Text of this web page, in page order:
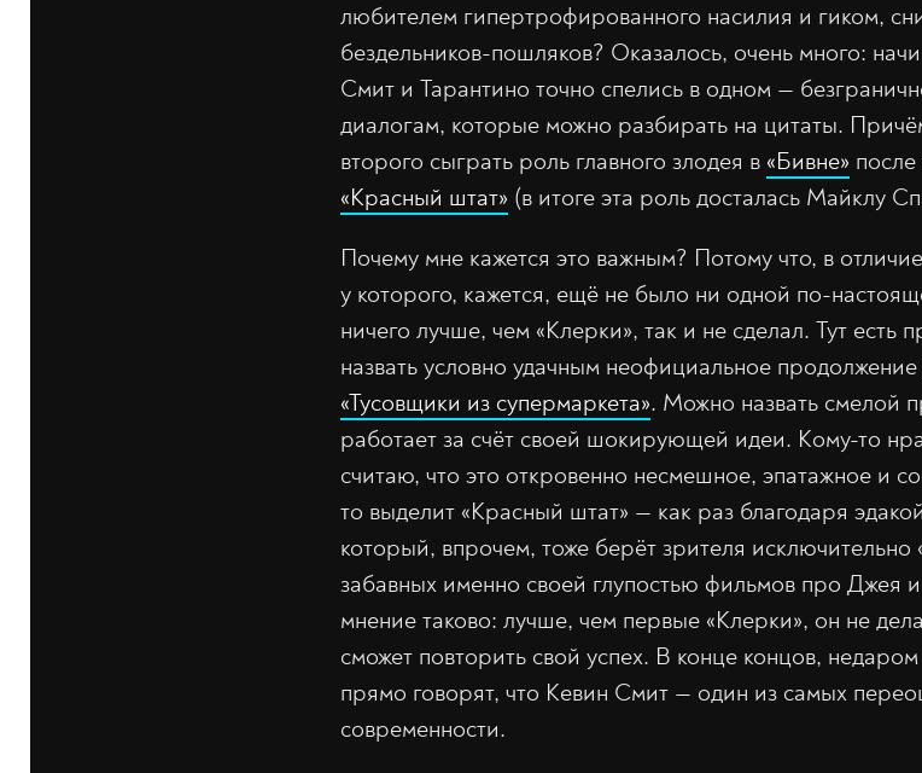
любителем гипертрофированного насилия и гиком,
бездельников-пошляков? Оказалось, очень много:
Смит и Тарантино точно спелись в одном —
диалогам, которые можно разбирать на цитаты.
второго сыграть роль главного злодея в «Бивне» после
«Красный штат» (в итоге эта роль досталась Майклу
Почему мне кажется это важным? Потому что, в
у которого, кажется, ещё не было ни одной по-
ничего лучше, чем «Клерки», так и не сделал. Тут есть
назвать условно удачным неофициальное
«Тусовщики из супермаркета». Можно назвать смелой
работает за счёт своей шокирующей идеи. Кому-то
считаю, что это откровенно несмешное, эпатажное и
то выделит «Красный штат» — как раз благодаря
который, впрочем, тоже берёт зрителя исключительно
забавных именно своей глупостью фильмов про
мнение таково: лучше, чем первые «Клерки», он не
сможет повторить свой успех. В конце концов,
прямо говорят, что Кевин Смит — один из самых
современности.